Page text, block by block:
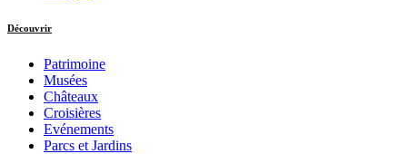
Découvrir
Patrimoine
Musées
Châteaux
Croisières
Evénements
Parcs et Jardins